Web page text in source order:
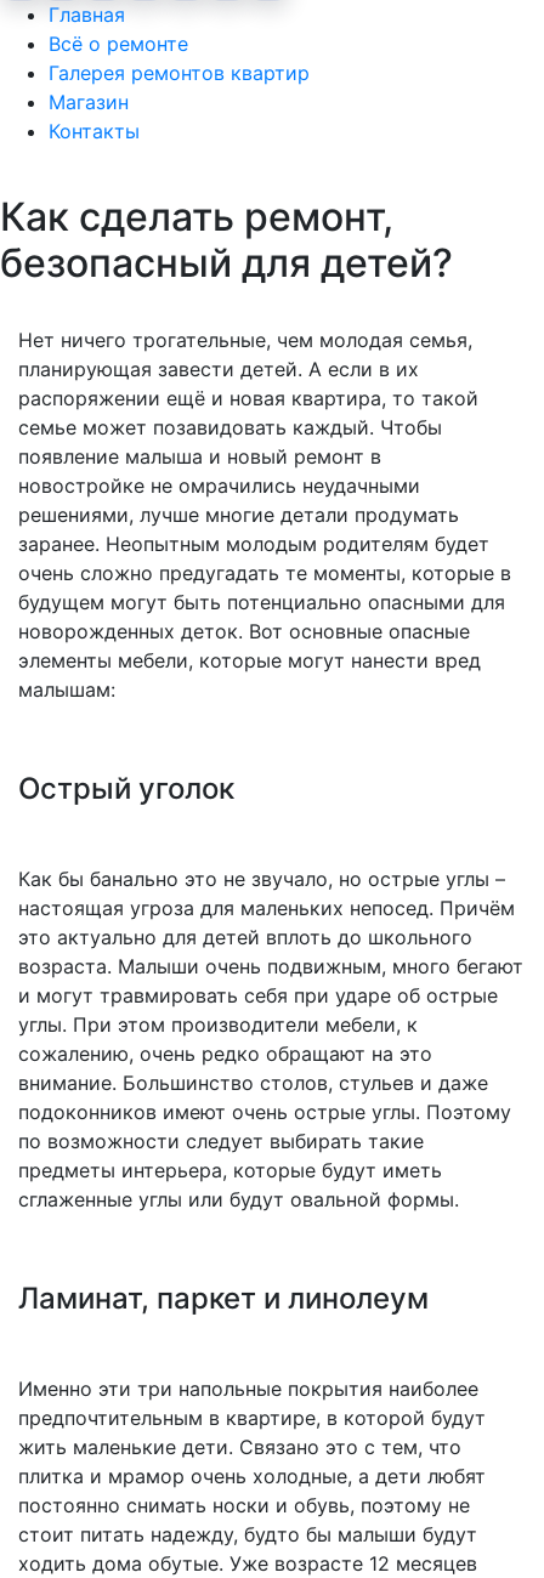
Главная
Всё о ремонте
Галерея ремонтов квартир
Магазин
Контакты
Как сделать ремонт,
безопасный для детей?
Нет ничего трогательные, чем молодая семья,
планирующая завести детей. А если в их
распоряжении ещё и новая квартира, то такой
семье может позавидовать каждый. Чтобы
появление малыша и новый ремонт в
новостройке не омрачились неудачными
решениями, лучше многие детали продумать
заранее. Неопытным молодым родителям будет
очень сложно предугадать те моменты, которые в
будущем могут быть потенциально опасными для
новорожденных деток. Вот основные опасные
элементы мебели, которые могут нанести вред
малышам:
Острый уголок
Как бы банально это не звучало, но острые углы –
настоящая угроза для маленьких непосед. Причём
это актуально для детей вплоть до школьного
возраста. Малыши очень подвижным, много бегают
и могут травмировать себя при ударе об острые
углы. При этом производители мебели, к
сожалению, очень редко обращают на это
внимание. Большинство столов, стульев и даже
подоконников имеют очень острые углы. Поэтому
по возможности следует выбирать такие
предметы интерьера, которые будут иметь
сглаженные углы или будут овальной формы.
Ламинат, паркет и линолеум
Именно эти три напольные покрытия наиболее
предпочтительным в квартире, в которой будут
жить маленькие дети. Связано это с тем, что
плитка и мрамор очень холодные, а дети любят
постоянно снимать носки и обувь, поэтому не
стоит питать надежду, будто бы малыши будут
ходить дома обутые. Уже возрасте 12 месяцев